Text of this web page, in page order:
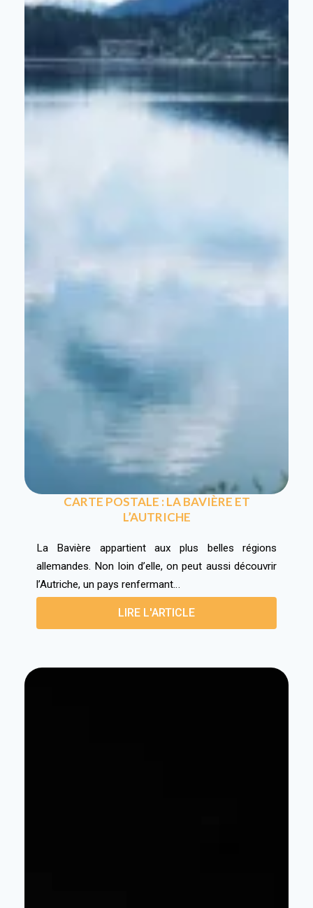
CARTE POSTALE : LA BAVIÈRE ET
L’AUTRICHE
La Bavière appartient aux plus belles régions
allemandes. Non loin d’elle, on peut aussi découvrir
l’Autriche, un pays renfermant…
LIRE L'ARTICLE